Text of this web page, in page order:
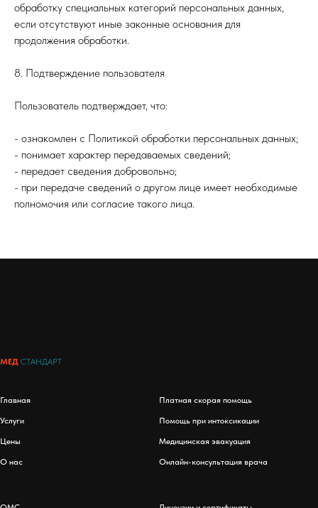
обработку специальных категорий персональных данных,
если отсутствуют иные законные основания для
продолжения обработки.
8. Подтверждение пользователя
Пользователь подтверждает, что:
- ознакомлен с Политикой обработки персональных данных;
- понимает характер передаваемых сведений;
- передает сведения добровольно;
- при передаче сведений о другом лице имеет необходимые
полномочия или согласие такого лица.
МЕД СТАНДАРТ
Главная
Услуги
Цены
О нас
Платная скорая помощь
Помощь при интоксикации
Медицинская эвакуация
Онлайн-консультация врача